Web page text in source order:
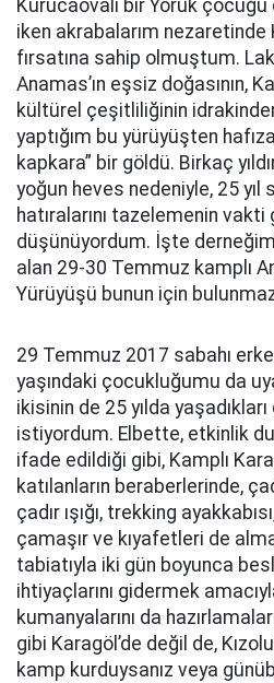
Kurucaovalı bir Yörük çocuğu
iken akrabalarım nezaretinde
fırsatına sahip olmuştum.
Anamas’ın eşsiz doğasının,
kültürel çeşitliliğinin
yaptığım bu yürüyüşten
kapkara” bir göldü. Birkaç
yoğun heves nedeniyle, 25 yıl
hatıralarını tazelemenin vakti
düşünüyordum. İşte
alan 29-30 Temmuz kamplı
Yürüyüşü bunun için
29 Temmuz 2017 sabahı
yaşındaki çocukluğumu da
ikisinin de 25 yılda
istiyordum. Elbette, etkinlik
ifade edildiği gibi, Kamplı
katılanların beraberlerinde,
çadır ışığı, trekking
çamaşır ve kıyafetleri de
tabiatıyla iki gün boyunca
ihtiyaçlarını gidermek
kumanyalarını da
gibi Karagöl’de değil de,
kamp kurduysanız veya